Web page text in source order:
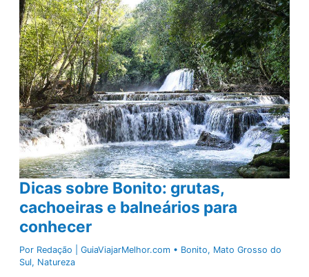
Azul,
um
dos
melhores
em
Bonito
(MS)
Dicas sobre Bonito: grutas,
cachoeiras e balneários para
conhecer
Por Redação | GuiaViajarMelhor.com • Bonito, Mato Grosso do
Sul, Natureza